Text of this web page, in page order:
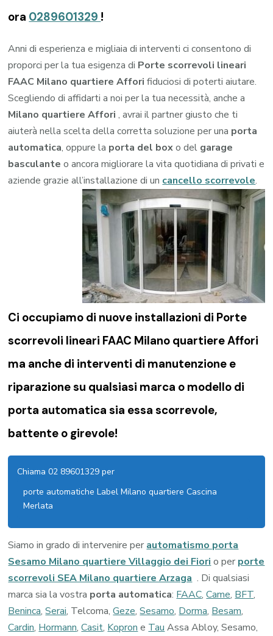
ora 0289601329 !
Anni di esperienza e migliaia di interventi ci consentono di
proporci per la tua esigenza di Porte scorrevoli lineari
FAAC Milano quartiere Affori fiduciosi di poterti aiutare.
Scegliendo di affidarti a noi per la tua necessità, anche a
Milano quartiere Affori, avrai il partner giusto che ti
aiuterà nella scelta della corretta soluzione per una porta
automatica, oppure la porta del boxo del garage
basculante o ancora migliorare la vita quotidiana di privati e
aziende grazie all’installazione di un cancello scorrevole.
Ci occupiamo di nuove installazioni di Porte
scorrevoli lineari FAAC Milano quartiere Affori
ma anche di interventi di manutenzione e
riparazione su qualsiasi marca o modello di
porta automatica sia essa scorrevole,
battente o girevole!
Chiama 02 89601329 per
porte automatiche Label Milano quartiere Cascina
Merlata
Siamo in grado di intervenire per automatismo porta
Sesamo Milano quartiere Villaggio dei Fiori o per porte
scorrevoli SEA Milano quartiere Arzaga . Di qualsiasi
marca sia la vostra porta automatica: FAAC,Came, BFT,
Beninca,Serai, Telcoma,Geze,Sesamo, Dorma, Besam,
Cardin, Hormann,Casit, Kopron e Tau Assa Abloy, Sesamo,